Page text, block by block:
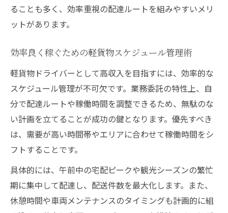
ることも多く、効率重視の配達ルートを組みやすいメリ
ットがあります。
効率良く稼ぐための軽貨物スケジュール管理術
軽貨物ドライバーとして高収入を目指すには、効率的な
スケジュール管理が不可欠です。業務委託の特性上、自
分で配達ルートや稼働時間を調整できるため、無駄のな
い計画を立てることが成功の鍵となります。優先すべき
は、需要が高い時間帯やエリアに合わせて稼働時間をシ
フトすることです。
具体的には、午前中の宅配ピークや観光シーズンの繁忙
期に集中して配達し、配送件数を最大化します。また、
休憩時間や車両メンテナンスのタイミングも計画的に組